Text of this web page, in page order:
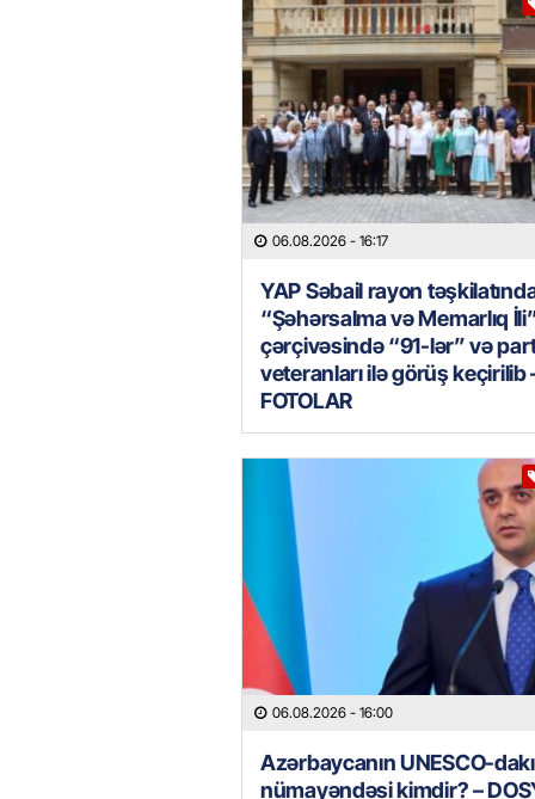
06.08.2026 - 16:17
YAP Səbail rayon
“Şəhərsalma və Memarlıq
çərçivəsində “91-lər” və
veteranları ilə görüş keçirilib
FOTOLAR
06.08.2026 - 16:00
Azərbaycanın UNESCO-
nümayəndəsi kimdir? –